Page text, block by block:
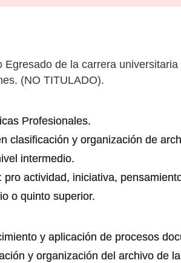
Egresado de la carrera
(NO TITULADO).
Profesionales.
clasificación y organización de
intermedio.
pro actividad, iniciativa,
o quinto superior.
y aplicación de procesos
y organización del archivo de